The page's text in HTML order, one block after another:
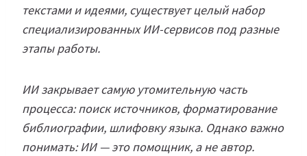
текстами и идеями, существует целый набор
специализированных ИИ-сервисов под разные
этапы работы.
ИИ закрывает самую утомительную часть
процесса: поиск источников, форматирование
библиографии, шлифовку языка. Однако важно
понимать: ИИ — это помощник, а не автор.